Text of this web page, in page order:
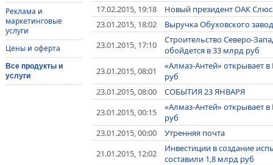
Реклама и
маркетинговые
услуги
Цены и оферта
Все продукты и
услуги
17.02.2015, 19:18
Новый президент ОАК
23.01.2015, 18:02
Выручка Обуховского
23.01.2015, 17:10
Строительство Северо-
обойдется в 33 млрд руб
23.01.2015, 08:01
«Алмаз-Антей» открывает
руб
23.01.2015, 08:00
СОБЫТИЯ 23 ЯНВАРЯ
23.01.2015, 00:15
«Алмаз-Антей» открывает
руб
23.01.2015, 00:00
Утренняя почта
21.01.2015, 12:02
Инвестиции в создание
составили 1,8 млрд руб